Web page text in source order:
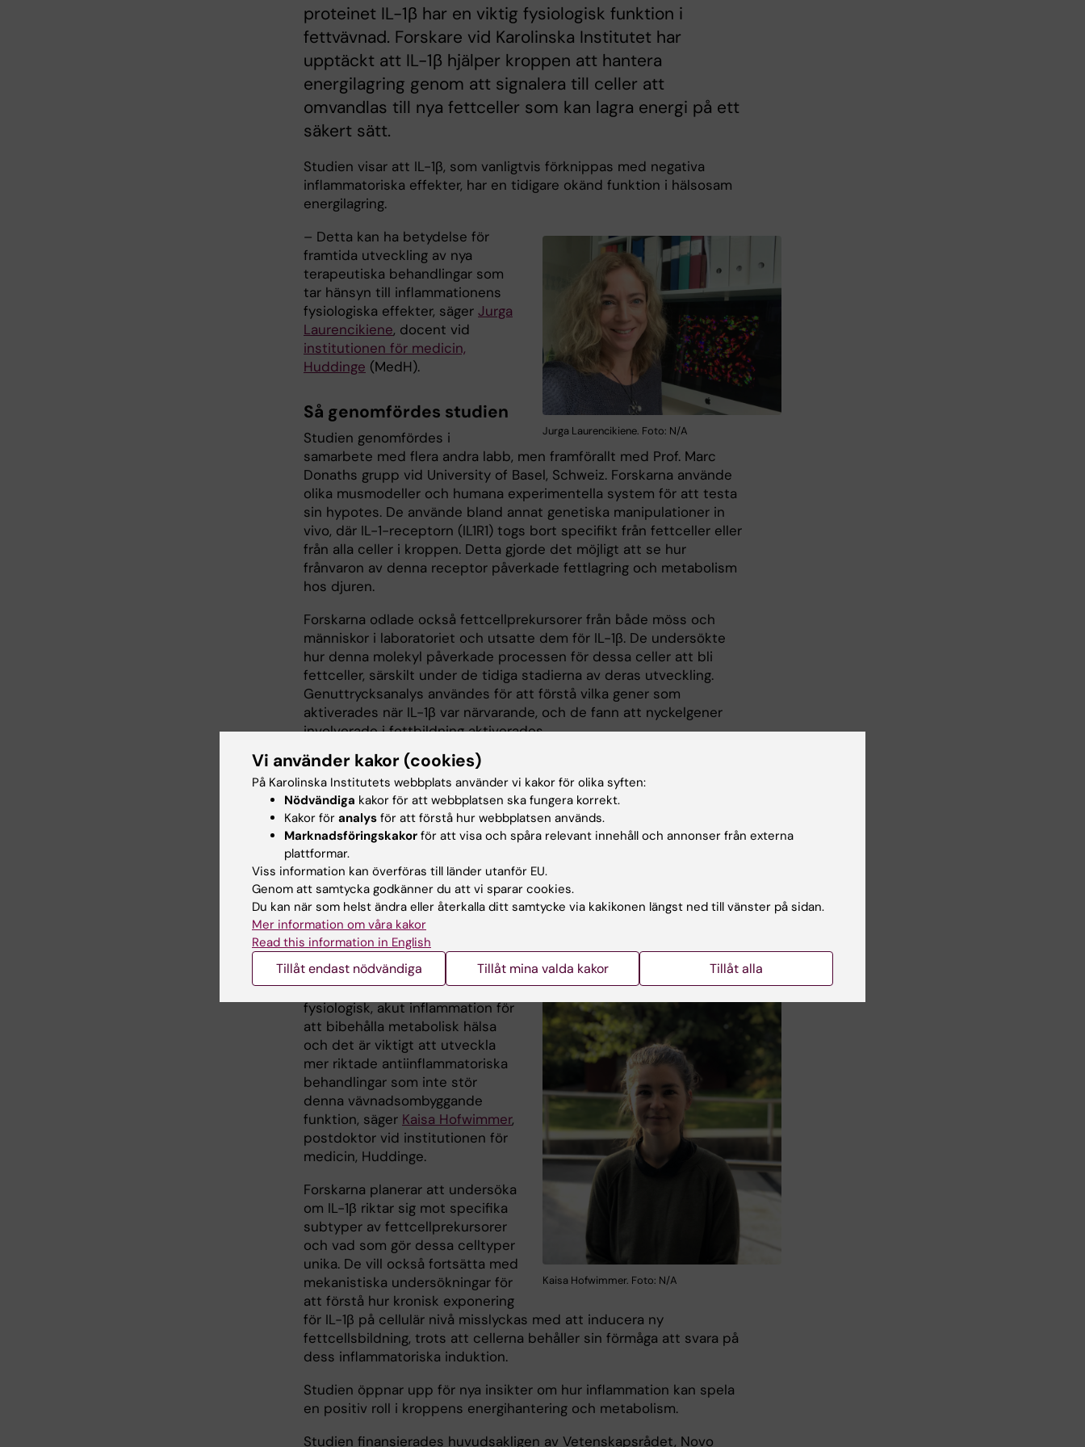
proteinet IL-1β har en viktig fysiologisk funktion i
fettvävnad. Forskare vid Karolinska Institutet har
upptäckt att IL-1β hjälper kroppen att hantera
energilagring genom att signalera till celler att
omvandlas till nya fettceller som kan lagra energi på ett
säkert sätt.
Studien visar att IL-1β, som vanligtvis förknippas med negativa
inflammatoriska effekter, har en tidigare okänd funktion i hälsosam
energilagring.
Jurga Laurencikiene. Foto: N/A
– Detta kan ha betydelse för
framtida utveckling av nya
terapeutiska behandlingar som
tar hänsyn till inflammationens
fysiologiska effekter, säger Jurga
Laurencikiene, docent vid
institutionen för medicin,
Huddinge (MedH).
Så genomfördes studien
Studien genomfördes i
samarbete med flera andra labb, men framförallt med Prof. Marc
Donaths grupp vid University of Basel, Schweiz. Forskarna använde
olika musmodeller och humana experimentella system för att testa
sin hypotes. De använde bland annat genetiska manipulationer in
vivo, där IL-1-receptorn (IL1R1) togs bort specifikt från fettceller eller
från alla celler i kroppen. Detta gjorde det möjligt att se hur
frånvaron av denna receptor påverkade fettlagring och metabolism
hos djuren.
Forskarna odlade också fettcellprekursorer från både möss och
människor i laboratoriet och utsatte dem för IL-1β. De undersökte
hur denna molekyl påverkade processen för dessa celler att bli
fettceller, särskilt under de tidiga stadierna av deras utveckling.
Genuttrycksanalys användes för att förstå vilka gener som
aktiverades när IL-1β var närvarande, och de fann att nyckelgener
involverade i fettbildning aktiverades.
Kort- och långsiktiga effekter
Forskarna undersökte också hur korta utsöndringar av IL-1β, som de
som sker efter måltider, främjar hälsosam utveckling av fettvävnad,
medan långvarig exponering för höga nivåer av IL-1β, vanligt vid
fetma, stör denna process. De observerade att högre nivåer av
potentiellt aktivt IL-1β i fettvävnad hos friska individer är kopplat till
mindre fettceller, vilket tyder på en mer effektiv produktion av nya
fettceller och en fördelaktig metabolism.
Betydelsen av resultaten och framtida forskning
Kaisa Hofwimmer. Foto: N/A
– Våra resultat belyser vikten av
fysiologisk, akut inflammation för
att bibehålla metabolisk hälsa
och det är viktigt att utveckla
mer riktade antiinflammatoriska
behandlingar som inte stör
denna vävnadsombyggande
funktion, säger Kaisa Hofwimmer,
postdoktor vid institutionen för
medicin, Huddinge.
Forskarna planerar att undersöka
om IL-1β riktar sig mot specifika
subtyper av fettcellprekursorer
och vad som gör dessa celltyper
unika. De vill också fortsätta med
mekanistiska undersökningar för
att förstå hur kronisk exponering
för IL-1β på cellulär nivå misslyckas med att inducera ny
fettcellsbildning, trots att cellerna behåller sin förmåga att svara på
dess inflammatoriska induktion.
Studien öppnar upp för nya insikter om hur inflammation kan spela
en positiv roll i kroppens energihantering och metabolism.
Studien finansierades huvudsakligen av Vetenskapsrådet, Novo
Vi använder kakor (cookies)
På Karolinska Institutets webbplats använder vi kakor för olika syften:
Nödvändiga kakor för att webbplatsen ska fungera korrekt.
Kakor för analys för att förstå hur webbplatsen används.
Marknadsföringskakor för att visa och spåra relevant innehåll och annonser från externa
plattformar.
Viss information kan överföras till länder utanför EU.
Genom att samtycka godkänner du att vi sparar cookies.
Du kan när som helst ändra eller återkalla ditt samtycke via kakikonen längst ned till vänster på sidan.
Mer information om våra kakor
Read this information in English
Tillåt endast nödvändiga Tillåt mina valda kakor Tillåt alla